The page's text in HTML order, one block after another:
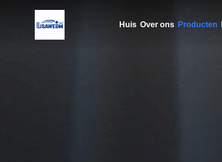
Huis Over ons Producten